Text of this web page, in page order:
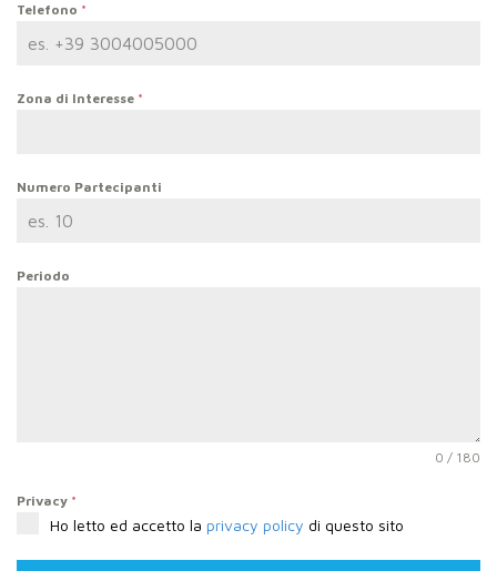
Telefono *
Zona di Interesse *
Numero Partecipanti
Periodo
0 / 180
Privacy *
Ho letto ed accetto la privacy policy di questo sito